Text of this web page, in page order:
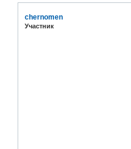
chernomen
Участник